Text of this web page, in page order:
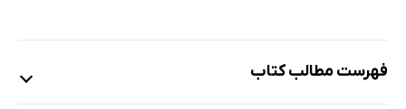
فهرست مطالب کتاب